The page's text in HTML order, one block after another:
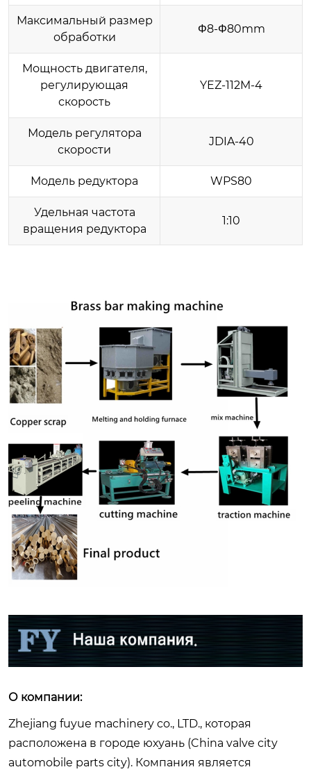
Максимальный размер
обработки
Φ8-Φ80mm
Мощность двигателя,
регулирующая
скорость
YEZ-112M-4
Модель регулятора
скорости
JDIA-40
Модель редуктора WPS80
Удельная частота
вращения редуктора
1:10
О компании:
Zhejiang fuyue machinery co., LTD., которая
расположена в городе юхуань (China valve city
automobile parts city). Компания является